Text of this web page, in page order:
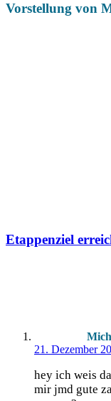
Vorstellung von
Etappenziel
21. Dezember
hey ich weis
mir jmd gute